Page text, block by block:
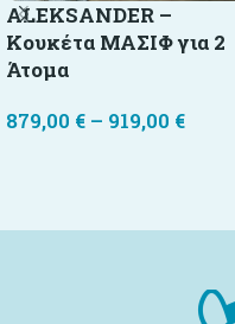
ALEKSANDER –
Κουκέτα ΜΑΣΙΦ για 2
Άτομα
879,00 € – 919,00 €